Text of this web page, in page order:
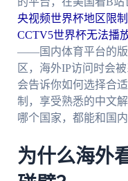
央视频世界杯地区限制
CCTV5世界杯无法播
——国内体育平台的版
区，海外IP访问时会
会告诉你如何选择合
制，享受熟悉的中文
哪个国家，都能和国
为什么海外